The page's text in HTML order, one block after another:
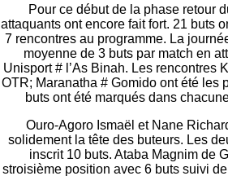
Pour ce début de la phase retour
attaquants ont encore fait fort. 21 buts
7 rencontres au programme. La
moyenne de 3 buts par match en
Unisport # l’As Binah. Les rencontres
OTR; Maranatha # Gomido ont été les
buts ont été marqués dans
Ouro-Agoro Ismaël et Nane
solidement la tête des buteurs. Les
inscrit 10 buts. Ataba Magnim de
stroisième position avec 6 buts suivi